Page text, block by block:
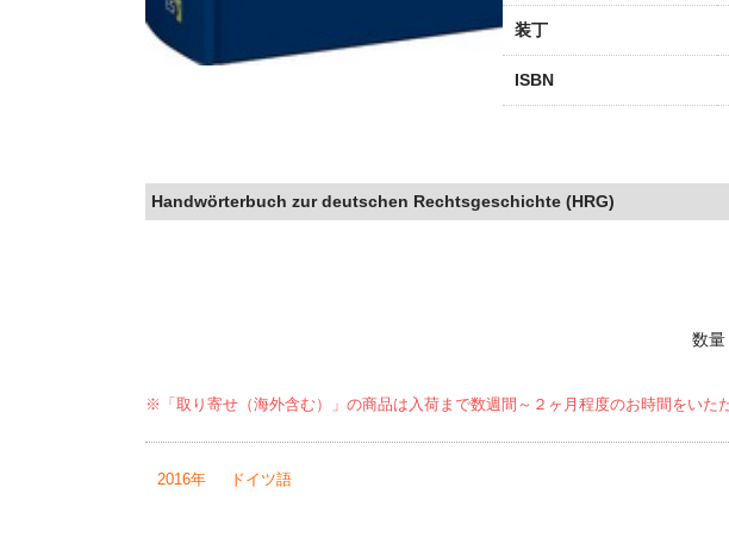
装丁
ISBN
Handwörterbuch zur deutschen Rechtsgeschichte (HRG)
数量
※「取り寄せ（海外含む）」の商品は入荷まで数週間～２ヶ月程度のお時間をいた
2016年 ドイツ語